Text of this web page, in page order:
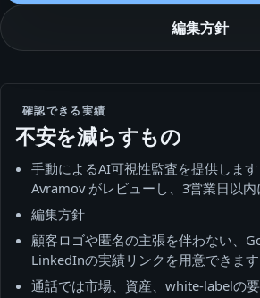
編集方針
確認できる実績
不安を減らすもの
手動によるAI可視性監査を提供しま
Avramov がレビューし、3営業日以内
編集方針
顧客ロゴや匿名の主張を伴わない、
LinkedInの実績リンクを用意できます
通話では市場、資産、white-labelの